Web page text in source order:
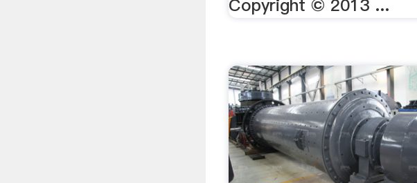
Copyright © 2013 ...